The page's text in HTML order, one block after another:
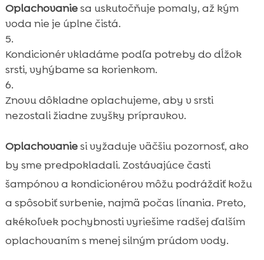
Oplachovaniesa uskutočňuje pomaly, až kým
voda nie je úplne čistá.
Kondicionér vkladáme podľa potreby do dĺžok
srsti, vyhýbame sa korienkom.
Znovu dôkladne oplachujeme, aby v srsti
nezostali žiadne zvyšky prípravkov.
Oplachovaniesi vyžaduje väčšiu pozornosť, ako
by sme predpokladali. Zostávajúce časti
šampónov a kondicionérov môžu podráždiť kožu
a spôsobiť svrbenie, najmä počas línania. Preto,
akékoľvek pochybnosti vyriešime radšej ďalším
oplachovaním s menej silným prúdom vody.